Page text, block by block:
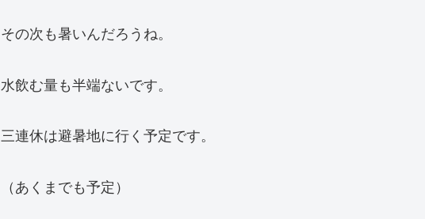
その次も暑いんだろうね。
水飲む量も半端ないです。
三連休は避暑地に行く予定です。
（あくまでも予定）